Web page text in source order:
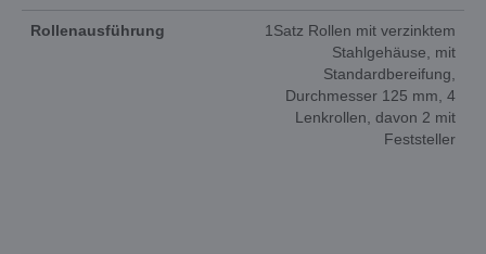
Rollenausführung
1Satz Rollen mit verzinktem
Stahlgehäuse, mit
Standardbereifung,
Durchmesser 125 mm, 4
Lenkrollen, davon 2 mit
Feststeller